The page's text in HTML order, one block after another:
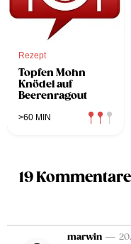
Rezept
Topfen Mohn
Knödel auf
Beerenragout
>60 MIN
19
marwin —